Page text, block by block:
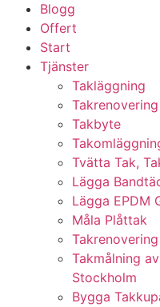
Blogg
Offert
Start
Tjänster
Takläggning
Takrenovering
Takbyte
Tvätta Tak,
Lägga
Lägga EPDM
Måla Plåttak
Takmålning
Stockholm
Bygga